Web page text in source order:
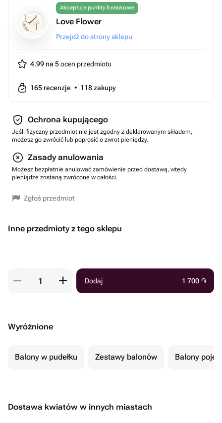
Akceptuje punkty bonusowe
Love Flower
Przejdź do strony sklepu
4.99 na 5ocen przedmiotu
165 recenzje • 118zakupy
Ochrona kupującego
Jeśli fizyczny przedmiot nie jest zgodny z deklarowanym składem,
możesz go zwrócić lub poprosić o zwrot pieniędzy.
Zasady anulowania
Możesz bezpłatnie anulować zamówienie przed dostawą, wtedy
pieniądze zostaną zwrócone w całości.
Zgłoś przedmiot
Inne przedmioty z tego sklepu
Dodaj 1 700 ֏
Wyróżnione
Balony w pudełku Zestawy balonów Balony
Dostawa kwiatów w innych miastach